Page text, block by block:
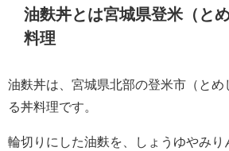
油麩丼とは宮城県登米（と
料理
油麩丼は、宮城県北部の登米市（と
る丼料理です。
輪切りにした油麩を、しょうゆやみ